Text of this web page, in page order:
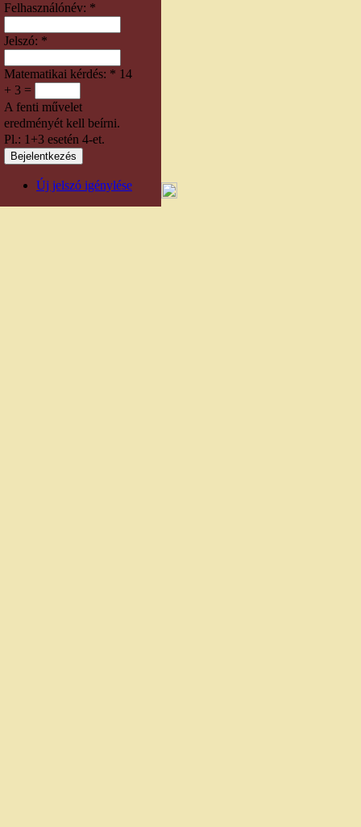
Felhasználónév: *
Jelszó: *
Matematikai kérdés: * 14
+ 3 =
A fenti művelet
eredményét kell beírni.
Pl.: 1+3 esetén 4-et.
Új jelszó igénylése